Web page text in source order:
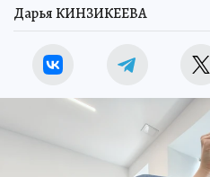
Дарья КИНЗИКЕЕВА